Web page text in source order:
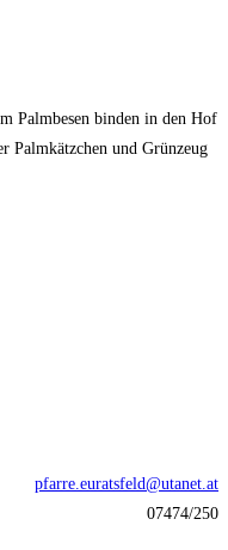
Palmbesen binden in den Hof
Palmkätzchen und Grünzeug
pfarre.euratsfeld@utanet.at
07474/250